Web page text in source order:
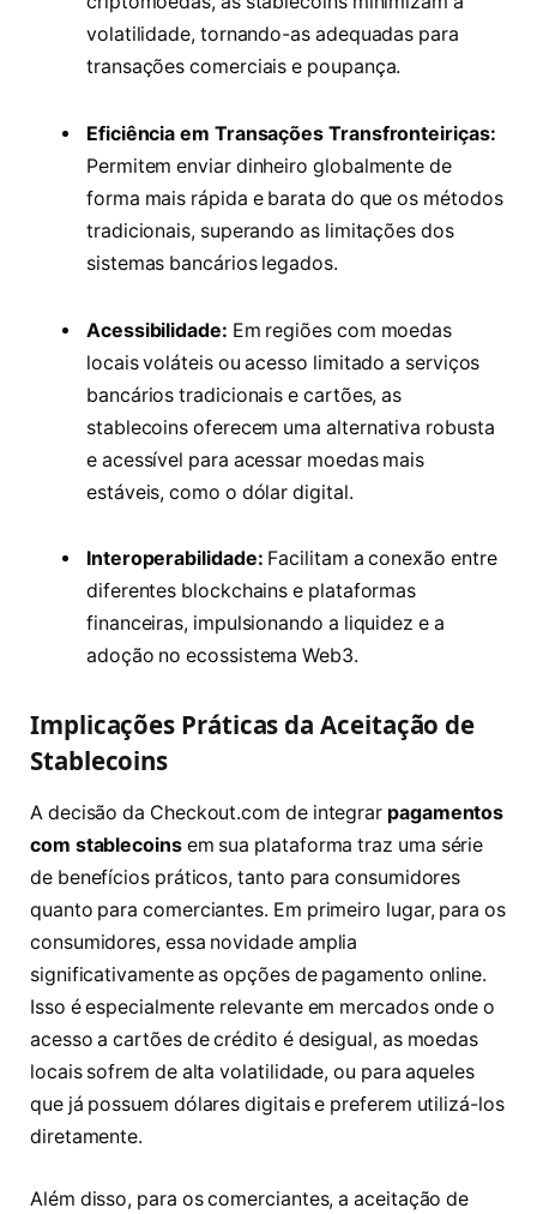
volatilidade, tornando-as adequadas para
transações comerciais e poupança.
Eficiência em Transações Transfronteiriças:
Permitem enviar dinheiro globalmente de
forma mais rápida e barata do que os métodos
tradicionais, superando as limitações dos
sistemas bancários legados.
Acessibilidade: Em regiões com moedas
locais voláteis ou acesso limitado a serviços
bancários tradicionais e cartões, as
stablecoins oferecem uma alternativa robusta
e acessível para acessar moedas mais
estáveis, como o dólar digital.
Interoperabilidade: Facilitam a conexão entre
diferentes blockchains e plataformas
financeiras, impulsionando a liquidez e a
adoção no ecossistema Web3.
Implicações Práticas da Aceitação de
Stablecoins
A decisão da Checkout.com de integrar pagamentos
com stablecoinsem sua plataforma traz uma série
de benefícios práticos, tanto para consumidores
quanto para comerciantes. Em primeiro lugar, para os
consumidores, essa novidade amplia
significativamente as opções de pagamento online.
Isso é especialmente relevante em mercados onde o
acesso a cartões de crédito é desigual, as moedas
locais sofrem de alta volatilidade, ou para aqueles
que já possuem dólares digitais e preferem utilizá-los
diretamente.
Além disso, para os comerciantes, a aceitação de